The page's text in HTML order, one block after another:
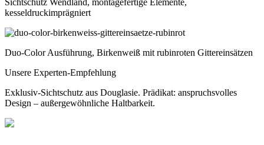
Sichtschutz Wendland, montagefertige Elemente,
kesseldruckimprägniert
Duo-Color Ausführung, Birkenweiß mit rubinroten Gittereinsätzen
Unsere Experten-Empfehlung
Exklusiv-Sichtschutz aus Douglasie. Prädikat: anspruchsvolles
Design – außergewöhnliche Haltbarkeit.